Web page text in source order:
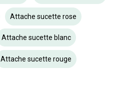
Attache sucette rose
Attache sucette blanc
Attache sucette rouge